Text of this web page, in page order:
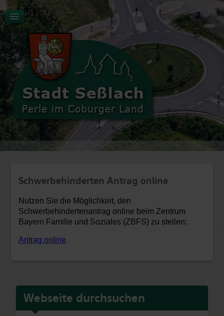
Wirtschaft | Verkehr
Bildung | Soziales
Schwerbehinderten Antrag online
Nutzen Sie die Möglichkeit, den
Schwerbehindertenantrag online beim Zentrum
Bayern Familie und Soziales (ZBFS) zu stellen:
Antrag online
Webseite durchsuchen